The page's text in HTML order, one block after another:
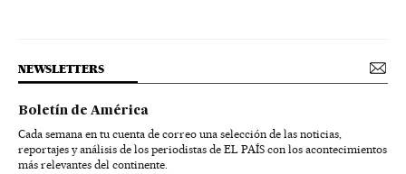
NEWSLETTERS
Boletín de América
Cada semana en tu cuenta de correo una selección de las noticias,
reportajes y análisis de los periodistas de EL PAÍS con los acontecimientos
más relevantes del continente.